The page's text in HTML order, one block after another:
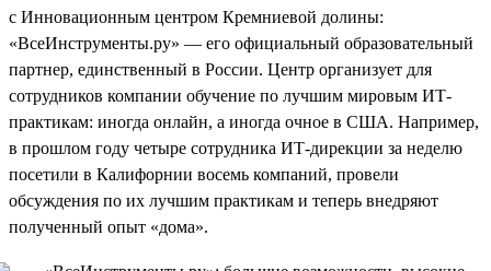
с Инновационным центром Кремниевой долины:
«ВсеИнструменты.ру» — его официальный образовательный
партнер, единственный в России. Центр организует для
сотрудников компании обучение по лучшим мировым ИТ-
практикам: иногда онлайн, а иногда очное в США. Например,
в прошлом году четыре сотрудника ИТ-дирекции за неделю
посетили в Калифорнии восемь компаний, провели
обсуждения по их лучшим практикам и теперь внедряют
полученный опыт «дома».